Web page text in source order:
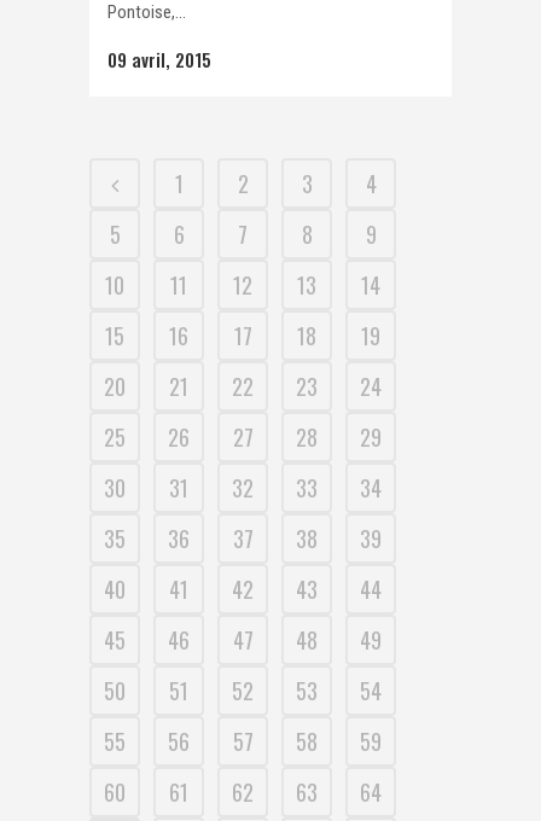
Pontoise,...
09 avril, 2015
1 2 3
4
5
6 7 8
9
10
11 12 13
14
15
16 17 18
19
20
21 22 23
24
25
26 27 28
29
30
31 32 33
34
35
36 37 38
39
40
41 42 43
44
45
46 47 48
49
50
51 52 53
54
55
56 57 58
59
60
61 62 63
64